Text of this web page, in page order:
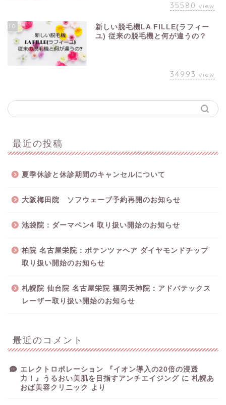
35580 view
10
新しい脱毛機LA FILLE(ラフィー
ユ) 従来の脱毛機と何が違うの？
34993 view
最近の投稿
夏季休診と休診期間のキャンセルについて
大阪梅田院 ソフウェーブ予約再開のお知らせ
池袋院：ダーマペン4 取り扱い開始のお知らせ
柏院 名古屋栄院：ポテンツァヘア ダイヤモンドチップ
取り扱い開始のお知らせ
札幌院 仙台院 名古屋栄院 福岡天神院：アドバテックス
レーザー取り扱い開始のお知らせ
最近のコメント
エレクトロポレーション 『イオン導入の20倍の浸透
力！』うるおい美肌を目指すアンチエイジング に 札幌あ
おば美容クリニック より